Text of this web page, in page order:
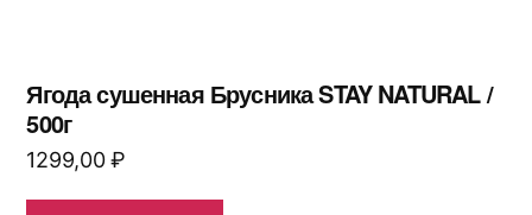
Ягода сушенная Брусника STAY NATURAL /
500г
1299,00₽